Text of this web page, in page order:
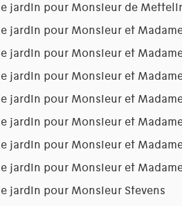
jardin pour Monsieur de
jardin pour Monsieur et
jardin pour Monsieur et
jardin pour Monsieur et
jardin pour Monsieur et
jardin pour Monsieur et
jardin pour Monsieur et
jardin pour Monsieur et
jardin pour Monsieur Stevens